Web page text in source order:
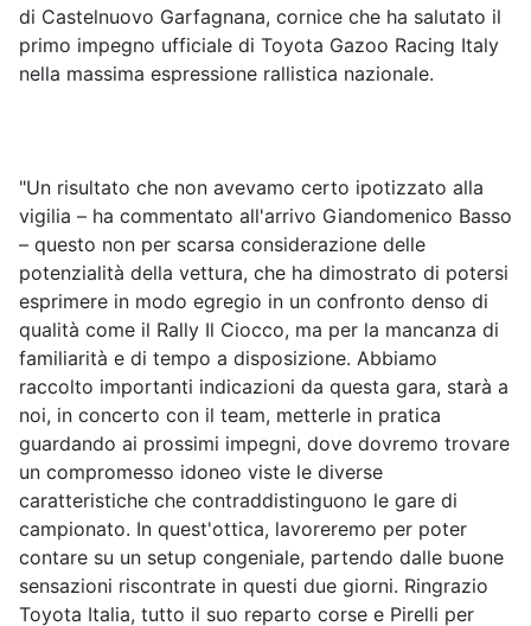
di Castelnuovo Garfagnana, cornice che ha salutato il
primo impegno ufficiale di Toyota Gazoo Racing Italy
nella massima espressione rallistica nazionale.
"Un risultato che non avevamo certo ipotizzato alla
vigilia – ha commentato all'arrivo Giandomenico Basso
– questo non per scarsa considerazione delle
potenzialità della vettura, che ha dimostrato di potersi
esprimere in modo egregio in un confronto denso di
qualità come il Rally Il Ciocco, ma per la mancanza di
familiarità e di tempo a disposizione. Abbiamo
raccolto importanti indicazioni da questa gara, starà a
noi, in concerto con il team, metterle in pratica
guardando ai prossimi impegni, dove dovremo trovare
un compromesso idoneo viste le diverse
caratteristiche che contraddistinguono le gare di
campionato. In quest'ottica, lavoreremo per poter
contare su un setup congeniale, partendo dalle buone
sensazioni riscontrate in questi due giorni. Ringrazio
Toyota Italia, tutto il suo reparto corse e Pirelli per